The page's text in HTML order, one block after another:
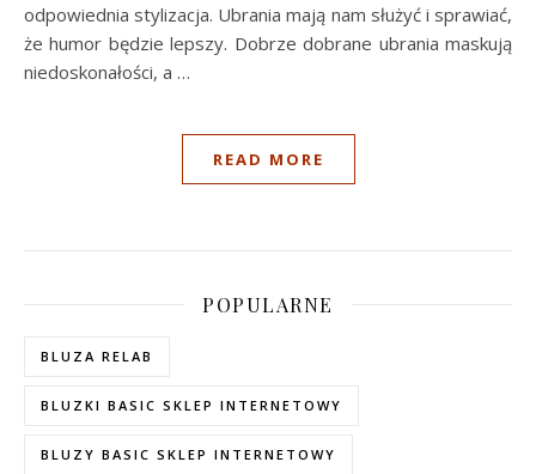
odpowiednia stylizacja. Ubrania mają nam służyć i sprawiać,
że humor będzie lepszy. Dobrze dobrane ubrania maskują
niedoskonałości, a …
READ MORE
POPULARNE
BLUZA RELAB
BLUZKI BASIC SKLEP INTERNETOWY
BLUZY BASIC SKLEP INTERNETOWY